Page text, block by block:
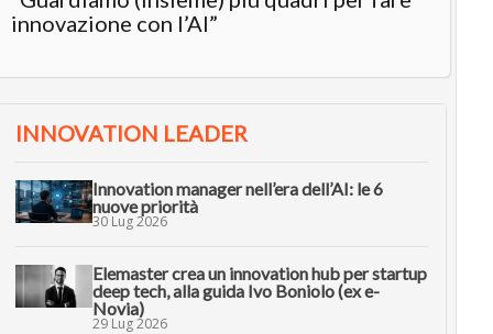
innovazione con l’AI”
INNOVATION LEADER
Innovation manager nell’era dell’AI: le 6
nuove priorità
30 Lug 2026
Elemaster crea un innovation hub per startup
deep tech, alla guida Ivo Boniolo (ex e-
Novia)
29 Lug 2026